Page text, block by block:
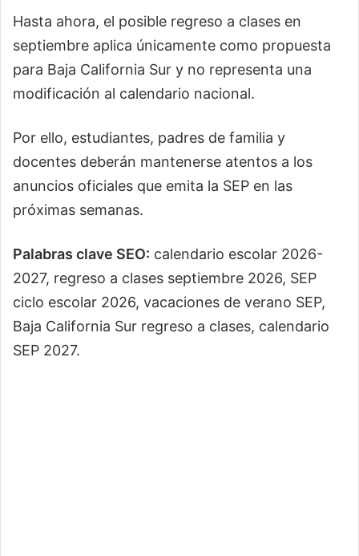
Hasta ahora, el posible regreso a clases en
septiembre aplica únicamente como propuesta
para Baja California Sur y no representa una
modificación al calendario nacional.
Por ello, estudiantes, padres de familia y
docentes deberán mantenerse atentos a los
anuncios oficiales que emita la SEP en las
próximas semanas.
Palabras clave SEO: calendario escolar 2026-
2027, regreso a clases septiembre 2026, SEP
ciclo escolar 2026, vacaciones de verano SEP,
Baja California Sur regreso a clases, calendario
SEP 2027.